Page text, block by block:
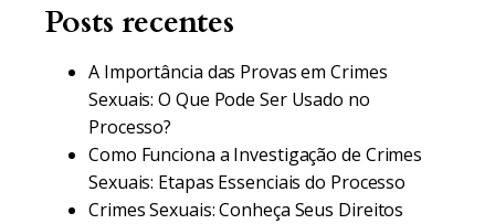
Posts recentes
A Importância das Provas em Crimes
Sexuais: O Que Pode Ser Usado no
Processo?
Como Funciona a Investigação de Crimes
Sexuais: Etapas Essenciais do Processo
Crimes Sexuais: Conheça Seus Direitos